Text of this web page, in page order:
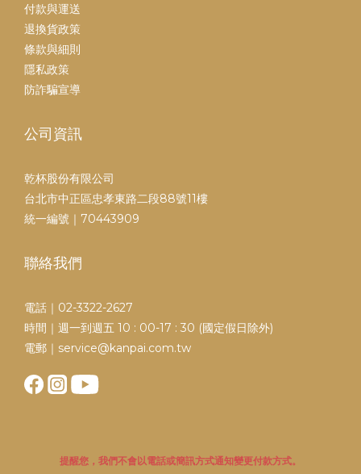
付款與運送
退換貨政策
條款與細則
隱私政策
防詐騙宣導
公司資訊
乾杯股份有限公司
台北市中正區忠孝東路二段88號11樓
統一編號｜70443909
聯絡我們
電話｜02-3322-2627
時間｜週一到週五 10 : 00-17 : 30 (國定假日除外)
電郵｜service@kanpai.com.tw
提醒您，我們不會以電話或簡訊方式通知變更付款方式。